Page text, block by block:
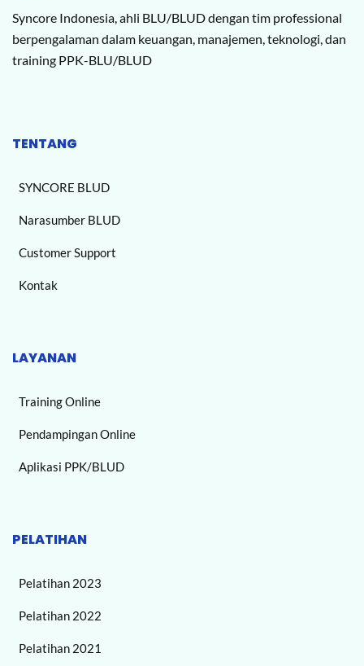
Syncore Indonesia, ahli BLU/BLUD dengan tim professional
berpengalaman dalam keuangan, manajemen, teknologi, dan
training PPK-BLU/BLUD
TENTANG
SYNCORE BLUD
Narasumber BLUD
Customer Support
Kontak
LAYANAN
Training Online
Pendampingan Online
Aplikasi PPK/BLUD
PELATIHAN
Pelatihan 2023
Pelatihan 2022
Pelatihan 2021